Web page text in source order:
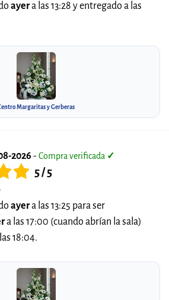
ayera las 13:28 y entregado a las
Margaritas y Gerberas
2026 - Compra verificada ✓
5 / 5
ayera las 13:25 para ser
a las 17:00 (cuando abrían la sala)
18:04.